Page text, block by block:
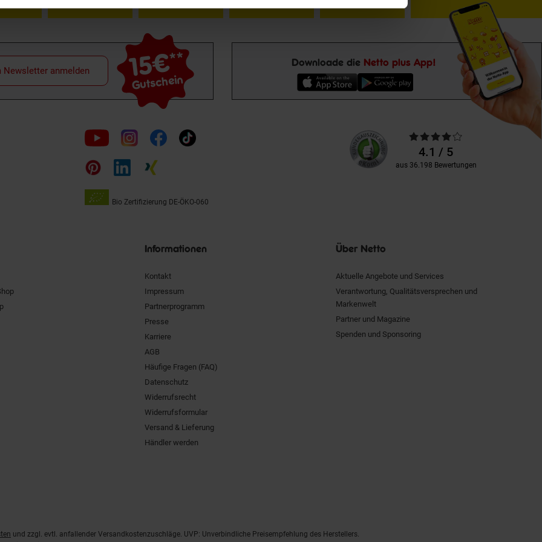
15€**
Gutschein
Newsletter anmelden
Downloade die Netto plus App!
Folge
uns
auf
Bio Zertifizierung DE-ÖKO-060
Unsere
Kundenbewertungen
Durchschnittliche
Bewertungen4.1 / 5
aus 36.198 Bewertungen
Informationen
Kontakt
Impressum
Partnerprogramm
Presse
Karriere
AGB
Häufige Fragen (FAQ)
Datenschutz
Widerrufsrecht
Widerrufsformular
Versand & Lieferung
Händler werden
Über Netto
Aktuelle Angebote und Services
Verantwortung, Qualitätsversprechen und
Markenwelt
Partner und Magazine
Spenden und Sponsoring
und zzgl. evtl. anfallender Versandkostenzuschläge. UVP: Unverbindliche Preisempfehlung des Herstellers.